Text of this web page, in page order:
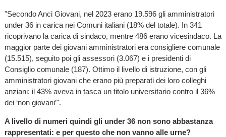
"Secondo Anci Giovani, nel 2023 erano 19.596 gli amministratori
under 36 in carica nei Comuni italiani (18% del totale). In 341
ricoprivano la carica di sindaco, mentre 486 erano vicesindaco. La
maggior parte dei giovani amministratori era consigliere comunale
(15.515), seguito poi gli assessori (3.067) e i presidenti di
Consiglio comunale (187). Ottimo il livello di istruzione, con gli
amministratori giovani che erano più preparati dei loro colleghi
anziani: il 43% aveva in tasca un titolo universitario contro il 36%
dei ‘non giovani’".
A livello di numeri quindi gli under 36 non sono abbastanza
rappresentati: e per questo che non vanno alle urne?